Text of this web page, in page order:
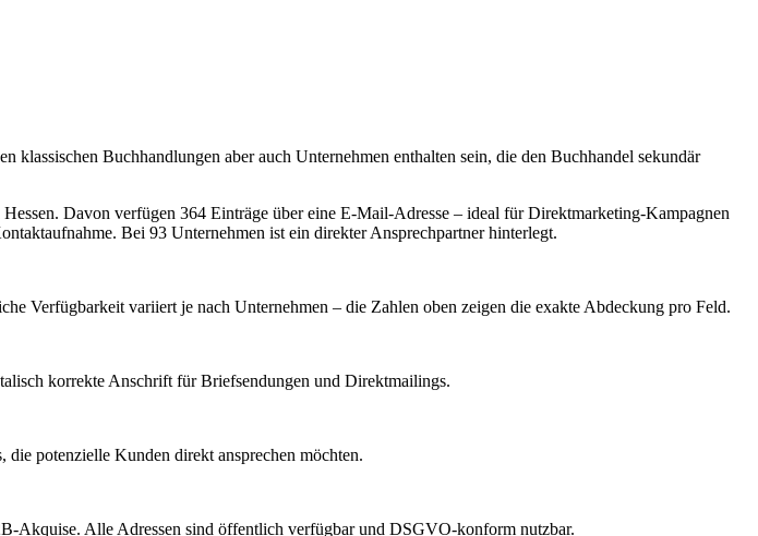
Buchhandlungen aber auch Unternehmen enthalten sein, die den Buchhandel sekundär
Hessen. Davon verfügen 364 Einträge über eine E-Mail-Adresse – ideal für Direktmarketing-Kampagnen
Bei 93 Unternehmen ist ein direkter Ansprechpartner hinterlegt.
Verfügbarkeit variiert je nach Unternehmen – die Zahlen oben zeigen die exakte Abdeckung pro Feld.
korrekte Anschrift für Briefsendungen und Direktmailings.
potenzielle Kunden direkt ansprechen möchten.
Akquise. Alle Adressen sind öffentlich verfügbar und DSGVO-konform nutzbar.